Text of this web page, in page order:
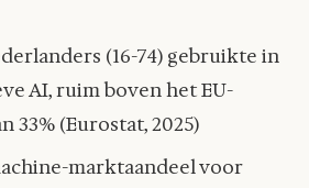
(16-74) gebruikte in
AI, ruim boven het EU-
33% (Eurostat, 2025)
marktaandeel voor